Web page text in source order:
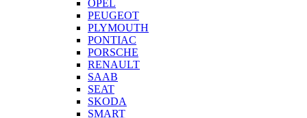
OPEL
PEUGEOT
PLYMOUTH
PONTIAC
PORSCHE
RENAULT
SAAB
SEAT
SKODA
SMART